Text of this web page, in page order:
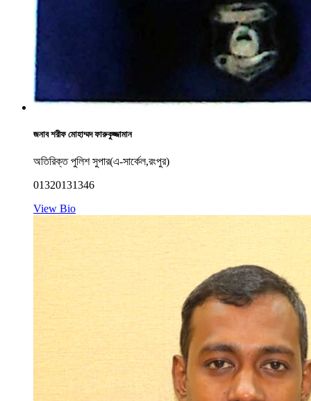
জনাব শরীফ মোহাম্মদ ফারুকুজ্জামান
অতিরিক্ত পুলিশ সুপার(এ-সার্কেল,রংপুর)
01320131346
View Bio